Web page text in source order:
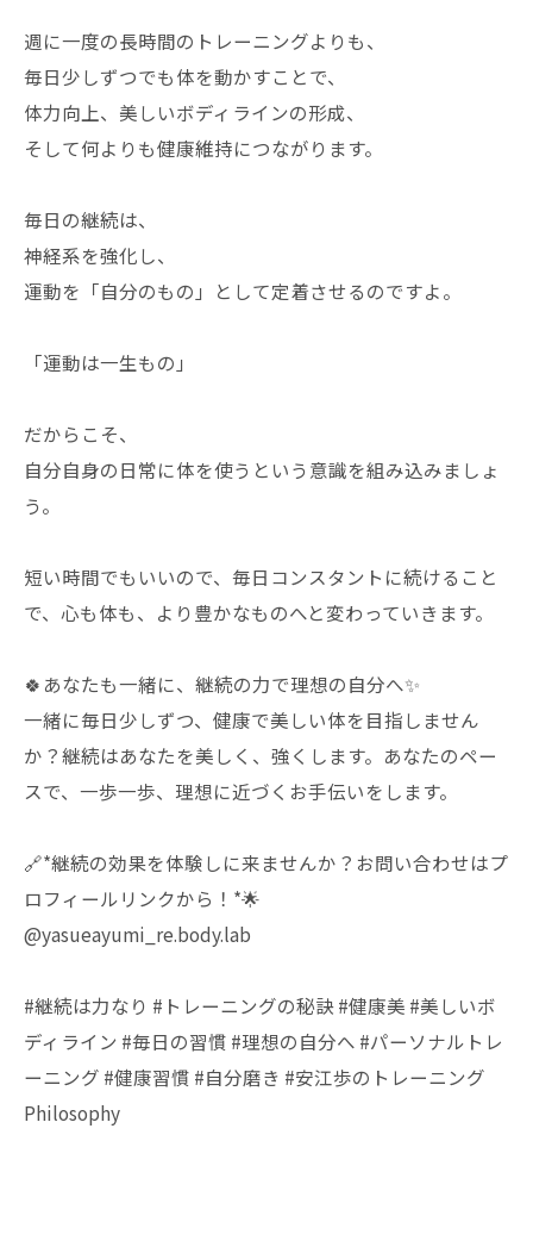
週に一度の長時間のトレーニングよりも、
毎日少しずつでも体を動かすことで、
体力向上、美しいボディラインの形成、
そして何よりも健康維持につながります。
毎日の継続は、
神経系を強化し、
運動を「自分のもの」として定着させるのですよ。
「運動は一生もの」
だからこそ、
自分自身の日常に体を使うという意識を組み込みましょ
う。
短い時間でもいいので、毎日コンスタントに続けること
で、心も体も、より豊かなものへと変わっていきます。
🍀あなたも一緒に、継続の力で理想の自分へ✨
一緒に毎日少しずつ、健康で美しい体を目指しません
か？継続はあなたを美しく、強くします。あなたのペー
スで、一歩一歩、理想に近づくお手伝いをします。
🔗*継続の効果を体験しに来ませんか？お問い合わせはプ
ロフィールリンクから！*🌟
@yasueayumi_re.body.lab
#継続は力なり #トレーニングの秘訣 #健康美 #美しいボ
ディライン #毎日の習慣 #理想の自分へ #パーソナルトレ
ーニング #健康習慣 #自分磨き #安江歩のトレーニング
Philosophy